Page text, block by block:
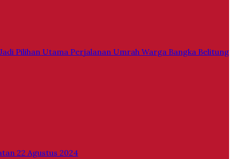
Pilihan Utama Perjalanan Umrah Warga Bangka Belitung
22 Agustus 2024